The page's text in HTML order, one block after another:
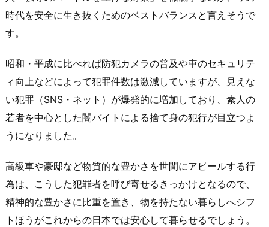
時代を安全に生き抜くためのベストバランスと言えそうで
す。
昭和・平成に比べれば防犯カメラの普及や車のセキュリテ
ィ向上などによって犯罪件数は激減していますが、見えな
い犯罪（SNS・ネット）が爆発的に増加しており、素人の
若者を中心とした闇バイトによる捨て身の犯行が目立つよ
うになりました。
高級車や豪邸など物質的な豊かさを世間にアピールする行
為は、こうした犯罪者を呼び寄せるきっかけとなるので、
精神的な豊かさに比重を置き、物を持たない暮らしへシフ
トほうがこれからの日本では安心して暮らせるでしょう。